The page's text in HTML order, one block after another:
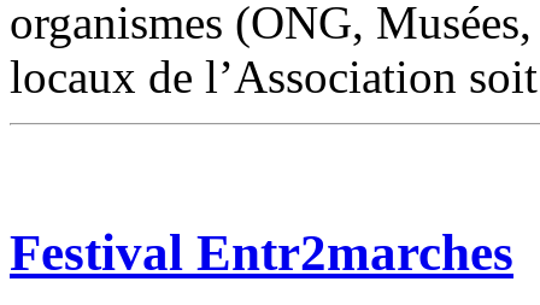
organismes (ONG,
locaux de l’Association
Festival Entr2marches